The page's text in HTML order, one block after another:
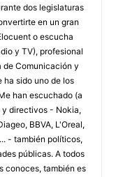
dos legislaturas
en un gran
o escucha
y TV), profesional
de Comunicación y
ha sido uno de los
han escuchado (a
y directivos - Nokia,
BBVA, L'Oreal,
- también políticos,
públicas. A todos
conoces, también es